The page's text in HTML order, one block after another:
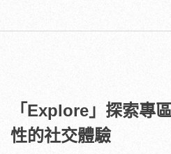
「 Explore 」探索專
性的社交體驗